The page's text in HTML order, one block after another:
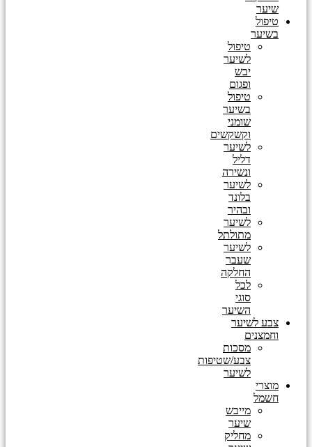
שיער
טיפול
בשיער
טיפול
לשיער
יבש
ופגום
טיפול
בשיער
שומני
וקשקשים
לשיער
דליל
ונשירה
לשיער
בלונד
ובהיר
לשיער
מתולתל
לשיער
שעבר
החלקה
לכל
סוגי
השיער
צבע לשיער
וחמצנים
מסכות
צבע/שטיפות
לשיער
מוצרי
חשמל
מייבש
שיער
מחליק